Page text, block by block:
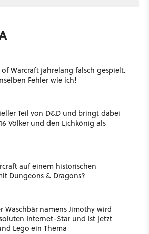
Warcraft jahrelang falsch gespielt.
Fehler wie ich!
Teil von D&D und bringt dabei
Völker und den Lichkönig als
auf einem historischen
Dungeons & Dragons?
Waschbär namens Jimothy wird
Internet-Star und ist jetzt
Lego ein Thema